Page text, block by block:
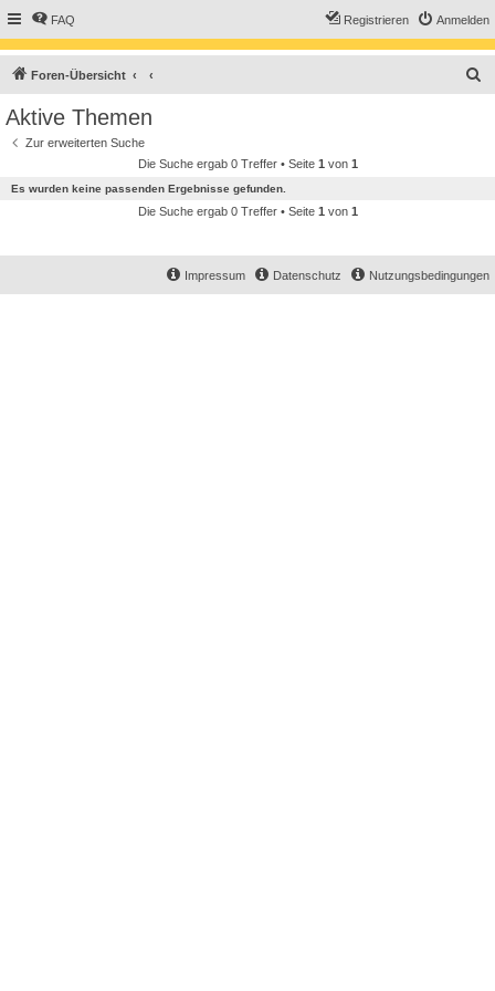
FAQ Anmelden
Registrieren
Foren-Übersicht
Aktive Themen
Zur erweiterten Suche
Die Suche ergab 0 Treffer • Seite 1 von 1
Es wurden keine passenden Ergebnisse gefunden.
Die Suche ergab 0 Treffer • Seite 1 von 1
Nutzungsbedingungen
Datenschutz
Impressum